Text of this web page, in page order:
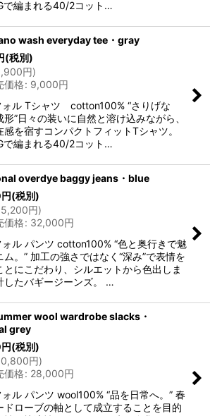
で編まれる40/2コット…
wash everyday tee・gray
(税別)
円)
価格: 9,000円
ォル Tシャツ cotton100% “さりげな
形”日々の装いに自然と溶け込みながら、
感を宿すコンパクトフィットTシャツ。
で編まれる40/2コット…
overdye baggy jeans・blue
円(税別)
円)
価格: 32,000円
ォル パンツ cotton100% “色と奥行きで魅
ム。” 加工の強さではなく“深み”で表情を
とにこだわり、シルエットから色出しま
したバギージーンズ。 …
wool wardrobe slacks・
grey
円(税別)
円)
価格: 28,000円
ル パンツ wool100% “品を日常へ。” 春
ドローブの軸として成立することを目的